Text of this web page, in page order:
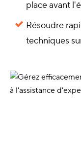
place avant
Résoudre
techniques